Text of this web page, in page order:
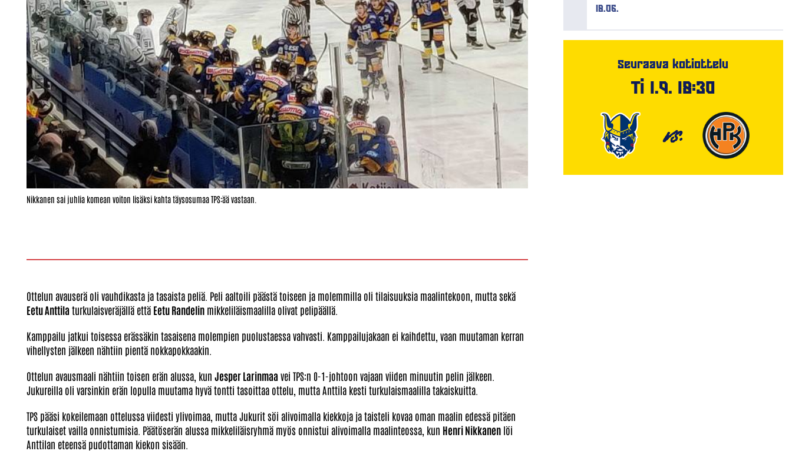
Nikkanen sai juhlia komean voiton lisäksi kahta täysosumaa TPS:ää vastaan.
Ottelun avauserä oli vauhdikasta ja tasaista peliä. Peli aaltoili päästä toiseen ja molemmilla oli tilaisuuksia maalintekoon, mutta sekä
Eetu Anttilaturkulaisveräjällä että Eetu Randelin mikkeliläismaalilla olivat pelipäällä.
Kamppailu jatkui toisessa erässäkin tasaisena molempien puolustaessa vahvasti. Kamppailujakaan ei kaihdettu, vaan muutaman kerran
vihellysten jälkeen nähtiin pientä nokkapokkaakin.
Ottelun avausmaali nähtiin toisen erän alussa, kun Jesper Larinmaavei TPS:n 0-1-johtoon vajaan viiden minuutin pelin jälkeen.
Jukureilla oli varsinkin erän lopulla muutama hyvä tontti tasoittaa ottelu, mutta Anttila kesti turkulaismaalilla takaiskuitta.
TPS pääsi kokeilemaan ottelussa viidesti ylivoimaa, mutta Jukurit söi alivoimalla kiekkoja ja taisteli kovaa oman maalin edessä pitäen
turkulaiset vailla onnistumisia. Päätöserän alussa mikkeliläisryhmä myös onnistui alivoimalla maalinteossa, kun Henri Nikkanen löi
Anttilan eteensä pudottaman kiekon sisään.
18.06.
Seuraava kotiottelu
Ti 1.9. 18:30
VS.